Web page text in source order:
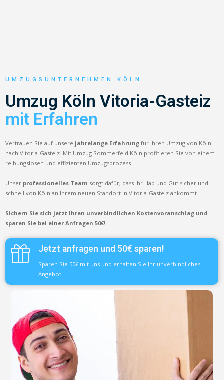
UMZUGSUNTERNEHMEN KÖLN
Umzug Köln Vitoria-Gasteiz
mit Erfahren
Vertrauen Sie auf unsere jahrelange Erfahrung für Ihren Umzug von Köln
nach Vitoria-Gasteiz. Mit Umzug Sommerfeld Köln profitieren Sie von einem
reibungslosen und effizienten Umzugsprozess.
Unser professionelles Team sorgt dafür, dass Ihr Hab und Gut sicher und
schnell von Köln an Ihrem neuen Standort in Vitoria-Gasteiz ankommt.
Sichern Sie sich jetzt Ihren unverbindlichen Kostenvoranschlag und
sparen Sie bei einer Anfragen 50€!
Jetzt anfragen und 50€ sparen!
Sparen Sie 50€ mit uns und erhalten Sie Ihr unverbindliches
Angebot.